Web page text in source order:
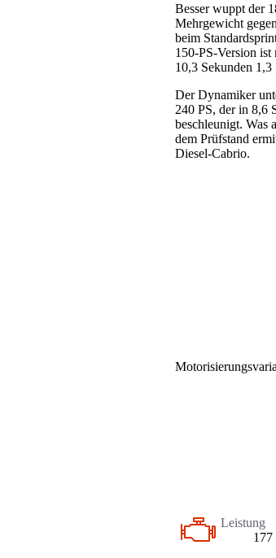
Besser wuppt der
Mehrgewicht
beim
150-PS-Version
10,3 Sekunden 1,3
Der Dynamiker
240 PS, der in 8,6
beschleunigt. Was
dem Prüfstand
Diesel-Cabrio.
Leistung
177